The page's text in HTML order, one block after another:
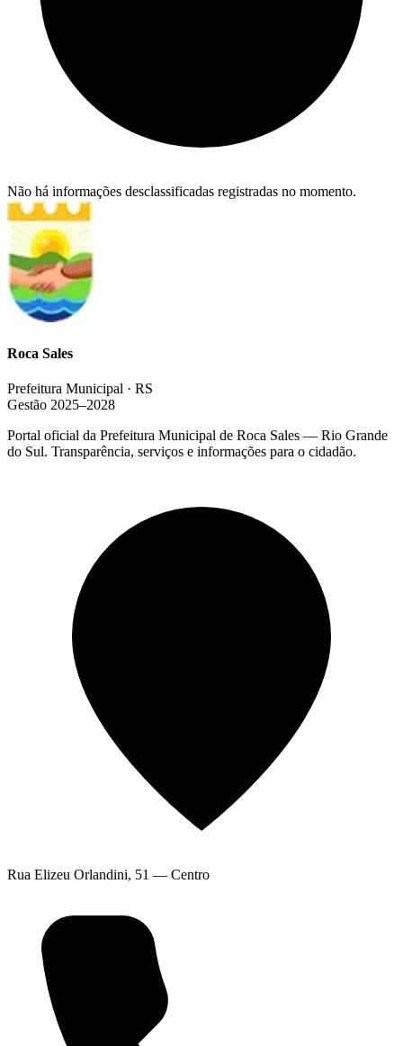
Não há informações desclassificadas registradas no momento.
Roca Sales
Prefeitura Municipal · RS
Gestão 2025–2028
Portal oficial da Prefeitura Municipal de Roca Sales — Rio Grande
do Sul. Transparência, serviços e informações para o cidadão.
Rua Elizeu Orlandini, 51 — Centro